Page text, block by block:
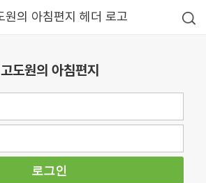
고도원의 아침편지
로그인